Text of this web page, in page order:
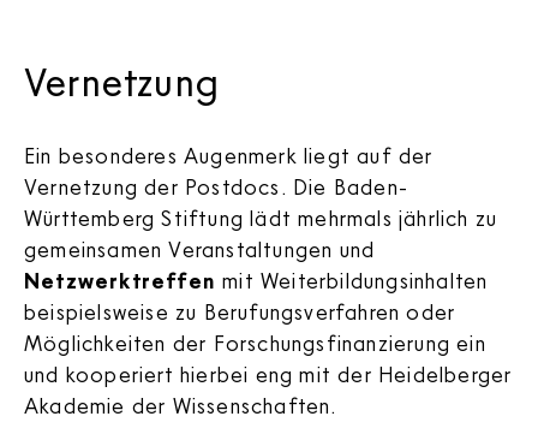
Vernetzung
Ein besonderes Augenmerk liegt auf der
Vernetzung der Postdocs. Die Baden-
Württemberg Stiftung lädt mehrmals jährlich zu
gemeinsamen Veranstaltungen und
Netzwerktreffenmit Weiterbildungsinhalten
beispielsweise zu Berufungsverfahren oder
Möglichkeiten der Forschungsfinanzierung ein
und kooperiert hierbei eng mit der Heidelberger
Akademie der Wissenschaften.